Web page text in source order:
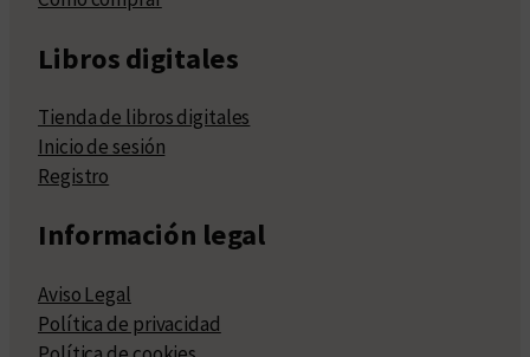
Libros digitales
Tienda de libros digitales
Inicio de sesión
Registro
Información legal
Aviso Legal
Política de privacidad